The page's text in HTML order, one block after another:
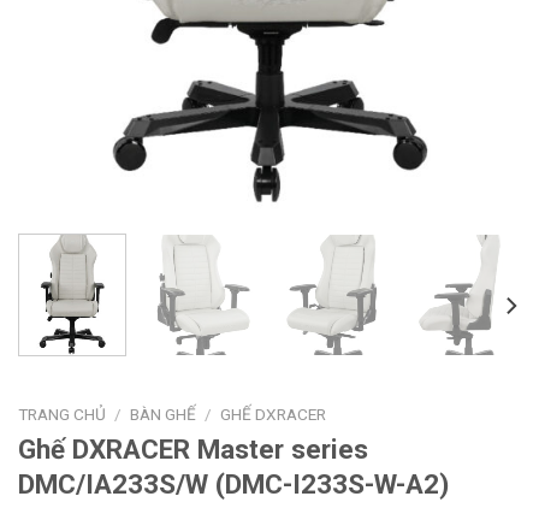
TRANG CHỦ / BÀN GHẾ / GHẾ DXRACER
Ghế DXRACER Master series
DMC/IA233S/W (DMC-I233S-W-A2)